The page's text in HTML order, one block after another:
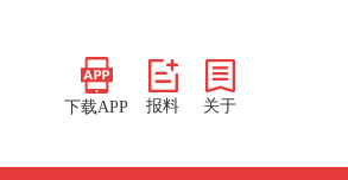
下载APP 报料 关于